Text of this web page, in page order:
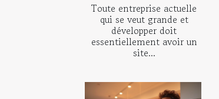
Toute entreprise actuelle
qui se veut grande et
développer doit
essentiellement avoir un
site...